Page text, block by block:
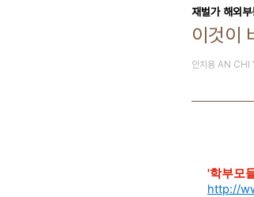
재벌가 해외
이것이
안치용 AN CHI
'학부모
http://